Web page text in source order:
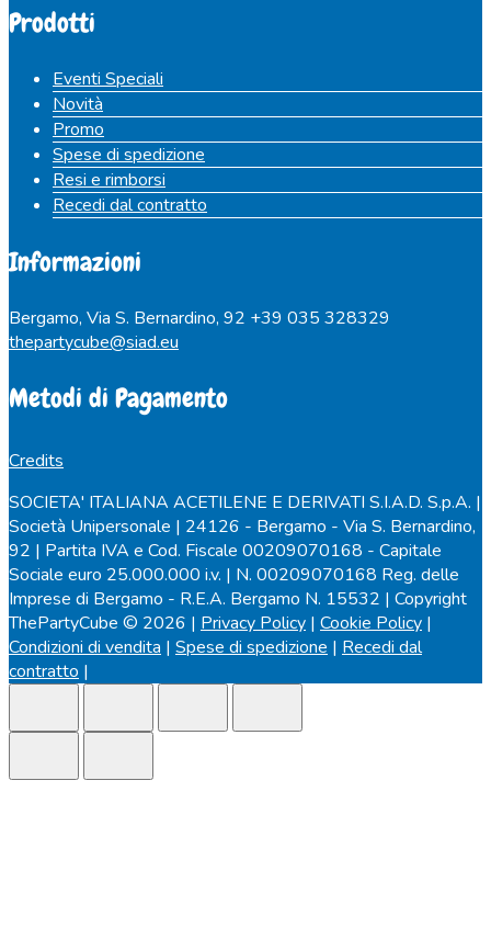
Prodotti
Eventi Speciali
Novità
Promo
Spese di spedizione
Resi e rimborsi
Recedi dal contratto
Informazioni
Bergamo, Via S. Bernardino, 92 +39 035 328329
thepartycube@siad.eu
Metodi di Pagamento
Credits
SOCIETA' ITALIANA ACETILENE E DERIVATI S.I.A.D. S.p.A. |
Società Unipersonale | 24126 - Bergamo - Via S. Bernardino,
92 | Partita IVA e Cod. Fiscale 00209070168 - Capitale
Sociale euro 25.000.000 i.v. | N. 00209070168 Reg. delle
Imprese di Bergamo - R.E.A. Bergamo N. 15532 | Copyright
ThePartyCube © 2026 | Privacy Policy | Cookie Policy |
Condizioni di vendita | Spese di spedizione | Recedi dal
contratto |